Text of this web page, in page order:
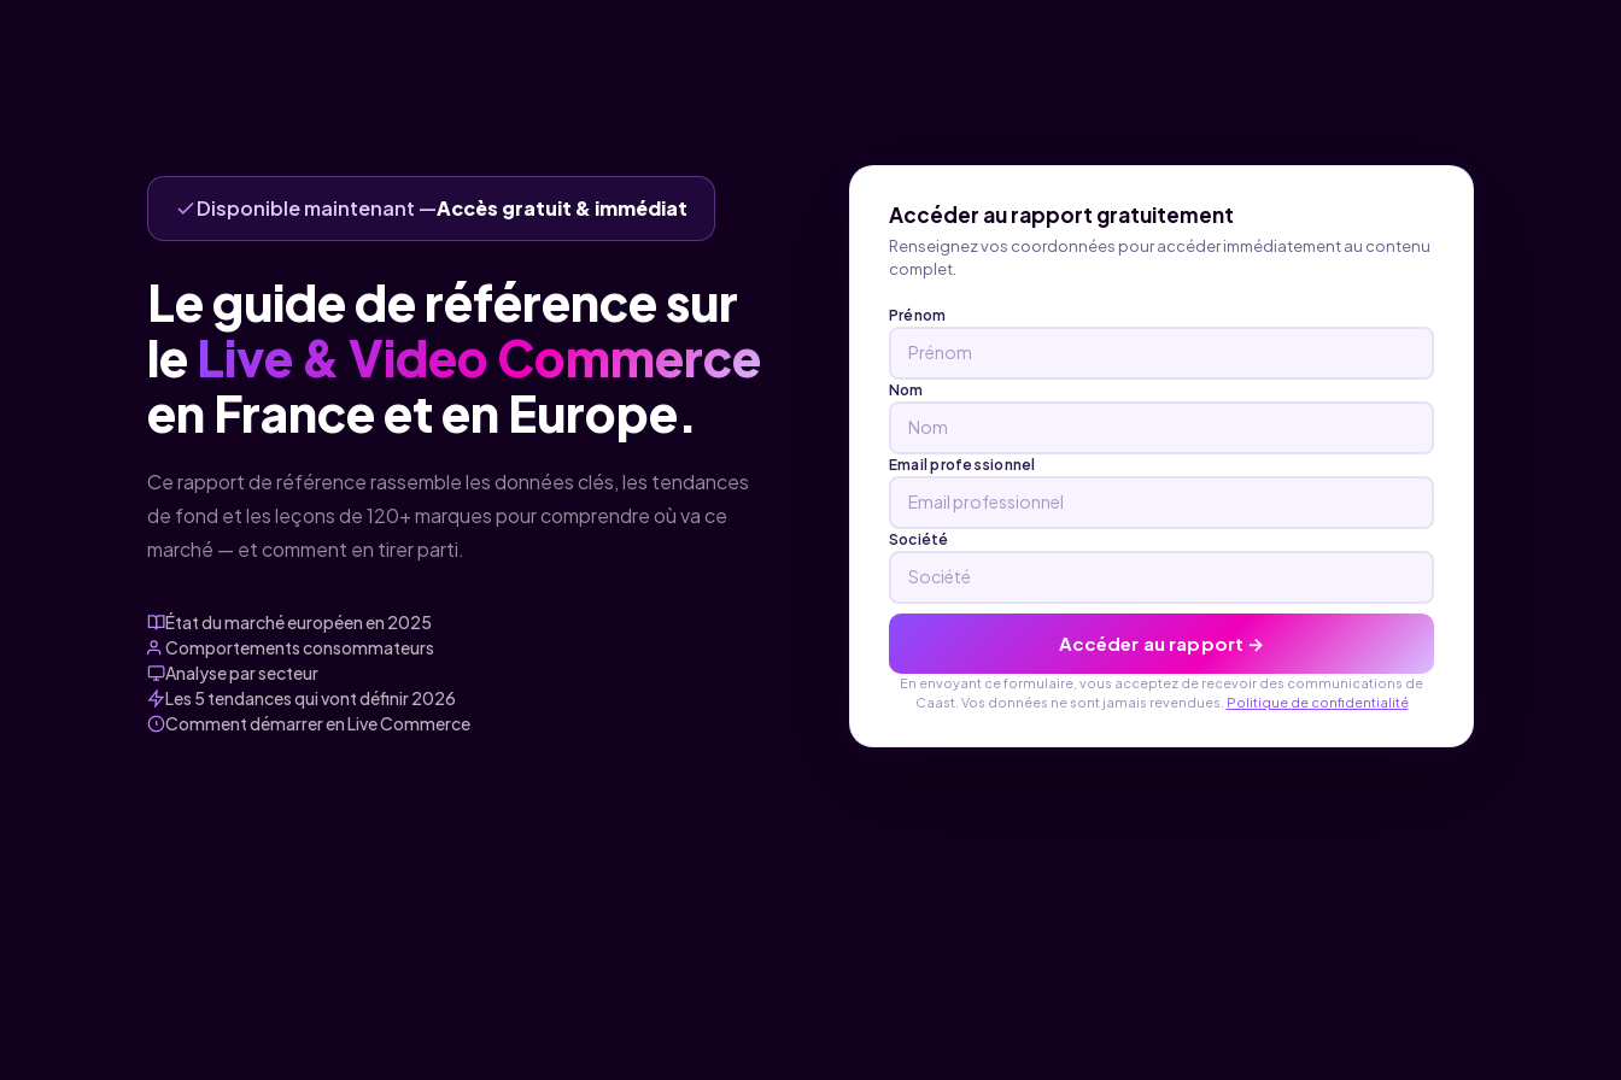
Disponible maintenant —Accès gratuit & immédiat
Le guide de référence sur
le Live & Video Commerce
en France et en Europe.
Ce rapport de référence rassemble les données clés, les tendances
de fond et les leçons de 120+ marques pour comprendre où va ce
marché — et comment en tirer parti.
État du marché européen en 2025
Comportements consommateurs
Analyse par secteur
Les 5 tendances qui vont définir 2026
Comment démarrer en Live Commerce
Accéder au rapport gratuitement
Renseignez vos coordonnées pour accéder immédiatement au contenu
complet.
Prénom
Nom
Email professionnel
Société
Accéder au rapport →
En envoyant ce formulaire, vous acceptez de recevoir des communications de
Caast. Vos données ne sont jamais revendues. Politique de confidentialité